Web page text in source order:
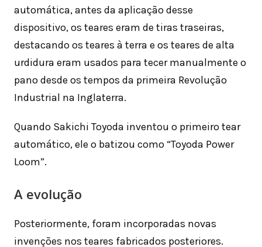
automática, antes da aplicação desse
dispositivo, os teares eram de tiras traseiras,
destacando os teares à terra e os teares de alta
urdidura eram usados para tecer manualmente o
pano desde os tempos da primeira Revolução
Industrial na Inglaterra.
Quando Sakichi Toyoda inventou o primeiro tear
automático, ele o batizou como “Toyoda Power
Loom”.
A evolução
Posteriormente, foram incorporadas novas
invenções nos teares fabricados posteriores.